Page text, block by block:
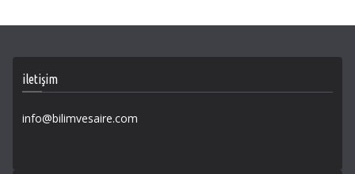
iletişim
info@bilimvesaire.com